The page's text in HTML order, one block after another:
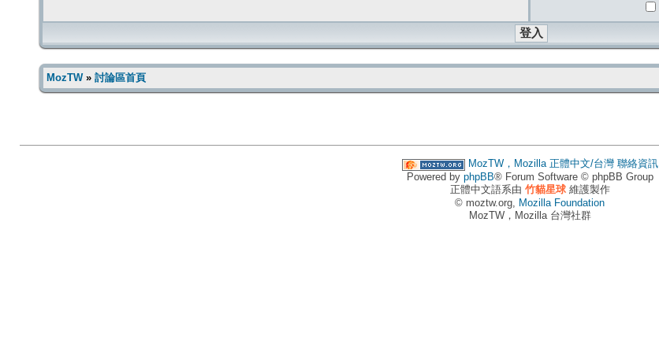
MozTW» 討論區首頁
MozTW，Mozilla 正體中文/台灣 聯絡資訊
Powered by phpBB® Forum Software © phpBB Group
正體中文語系由 竹貓星球維護製作
© moztw.org, Mozilla Foundation
MozTW，Mozilla 台灣社群